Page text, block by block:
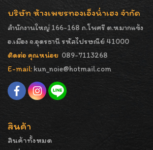
บริษัท ห้างเพชรทองเอ็งน่ำเฮง จำกัด
สำนักงานใหญ่ 166-168 ถ.โพศรี ต.หมากแข้ง
อ.เมือง จ.อุดรธานี รหัสไปรษณีย์ 41000
ติดต่อ คุณหน่อย 089-7113268
E-mail: kun_noie@hotmail.com
สินค้า
สินค้าทั้งหมด